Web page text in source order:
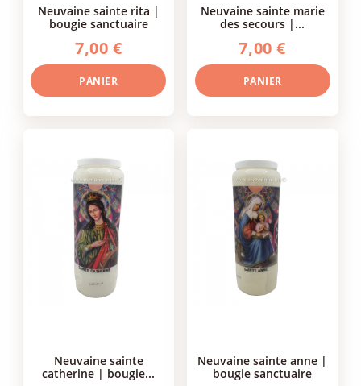
neuvaine sainte rita |
bougie sanctuaire
7,00 €
PANIER
neuvaine sainte marie
des secours |...
7,00 €
PANIER
neuvaine sainte
catherine | bougie...
neuvaine sainte anne |
bougie sanctuaire